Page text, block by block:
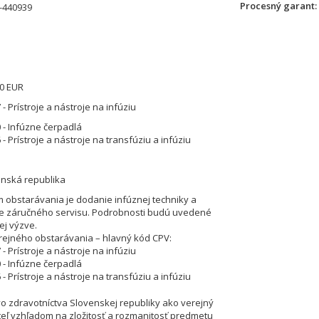
EUR
- Prístroje a nástroje na infúziu
- Infúzne čerpadlá
- Prístroje a nástroje na transfúziu a infúziu
republika
obstarávania je dodanie infúznej techniky a
záručného servisu. Podrobnosti budú uvedené
výzve.
obstarávania – hlavný kód CPV:
- Prístroje a nástroje na infúziu
- Infúzne čerpadlá
- Prístroje a nástroje na transfúziu a infúziu
zdravotníctva Slovenskej republiky ako verejný
vzhľadom na zložitosť a rozmanitosť predmetu
Procesný garant